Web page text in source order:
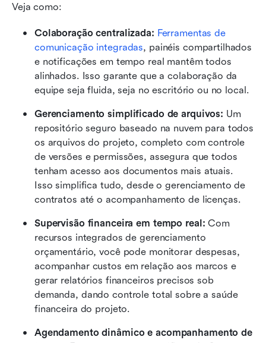
Veja como:
Colaboração centralizada: Ferramentas de
comunicação integradas, painéis compartilhados
e notificações em tempo real mantêm todos
alinhados. Isso garante que a colaboração da
equipe seja fluida, seja no escritório ou no local.
Gerenciamento simplificado de arquivos: Um
repositório seguro baseado na nuvem para todos
os arquivos do projeto, completo com controle
de versões e permissões, assegura que todos
tenham acesso aos documentos mais atuais.
Isso simplifica tudo, desde o gerenciamento de
contratos até o acompanhamento de licenças.
Supervisão financeira em tempo real: Com
recursos integrados de gerenciamento
orçamentário, você pode monitorar despesas,
acompanhar custos em relação aos marcos e
gerar relatórios financeiros precisos sob
demanda, dando controle total sobre a saúde
financeira do projeto.
Agendamento dinâmico e acompanhamento de